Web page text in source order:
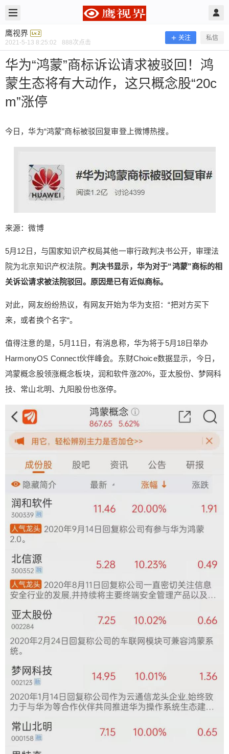
鹰视界
2021-5-13 8:25:02 888次点击
关注 私信
华为“鸿蒙”商标诉讼请求被驳回！鸿
蒙生态将有大动作，这只概念股“20c
m”涨停
今日，华为“鸿蒙”商标被驳回复审登上微博热搜。
来源：微博
5月12日，与国家知识产权局其他一审行政判决书公开，审理法
院为北京知识产权法院。 判决书显示，华为对于“鸿蒙”商标的相
关诉讼请求被法院驳回。原因是已有近似商标。
对此，网友纷纷热议，有网友开始为华为支招：“把对方买下
来，或者换个名字“。
值得注意的是，5月11日，有消息称，华为将于5月18日举办
HarmonyOS Connect伙伴峰会。东财Choice数据显示，今日，
鸿蒙概念股领涨概念板块，润和软件涨20%，亚太股份、梦网科
技、常山北明、九阳股份也涨停。
鹰视界 @ 鹰视界 2021/5/13
生态将有大动作，这只概念股“20cm”
涨停
今日，华为“鸿蒙”商标被驳回复审登上微博热搜。
行政判决书公开，审理法院为北京知识产权法院。
判决书显示，华为对于“鸿蒙”商标的相关诉讼请求被
法院驳回。原因是已有近似商标。 对此，网友纷纷
热议，有网友开始为华为支招：“把对方买下来，或
者换个名字“。 值得注意的是，5月11日，有消息
伴峰会。东财Choice数据显示，今日，鸿蒙概念股
领涨概念板块，润和软件涨20%，亚太股份、梦网
oice 华为诉讼请求被驳回 5月12日，北京法院审判
信息网公布的北京知识产权法案行政判决书显示，
被告国家知识产权局以华为技术有限公司申请注册
《中华人民共和国商标法》（简称《商标法》）第
三十条所指情形为由，作出被诉决定，驳回诉争商
标的注册申请。 来源：北京法院审判信息网 判决书
9年5月申请的38307327号纯文字商标“鸿蒙”。引证
商标一为图形文字组合商标“CRM鸿蒙及图”，其中
文识别部分为“鸿蒙”。引证商标二为纯文字商标“鸿
蒙”。引证商标一由北京海岸鸿蒙标准物质技术有限
责任公司于2010年12月7日申请，专用期限至2022
年4月6日；引证商标二由河北鸿蒙广告发展有限公
司于2011年9月29日申请，专用期限至2023年2月6
日。 原告诉华为技术有限公司称：一、引证商标一
至二在核定服务上不存在实际使用，与诉争商标共
存不会造成相关公众混淆误认。引证商标一至二因
至少连续三年未使用被提起撤销申请，即将被撤
审理。二、诉争商标与引证商标一至二在构成要
素、整体视觉效果等方面存在差异，尚可区分，不
构成近似商标。三、“鸿蒙OS”系统具有重要意义。
“鸿蒙”系具有国民级的支持与喜爱的品牌，在全国人
民心中有不可动摇的知名度和美誉度，并与原告建
立起不可分割的紧密、稳定的对应联系，即使诉争
商标与引证商标一至二共存亦不会造成相关公众的
混淆误认。综上，请求法院撤销被诉决定，判令被
告重新作出决定。 北京知识产权法院认为，诉争商
标的文字与引证商标一的中文识别部分相同，二者